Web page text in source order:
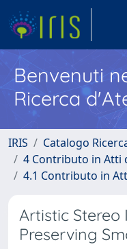
Benvenuti
Ricerca
IRIS
Catalogo
4 Contributo in Atti
4.1 Contributo in
Artistic Stereo
Preserving